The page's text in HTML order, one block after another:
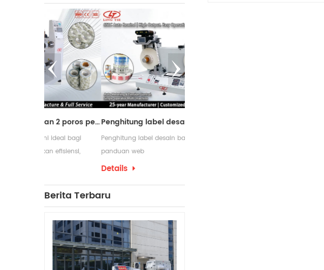
Mesin pemotong dengan 2 poros penggulung ulang Penghitung label desain baru dengan panduan web
Penghitung label desain baru dengan
panduan web
Berita Terbaru